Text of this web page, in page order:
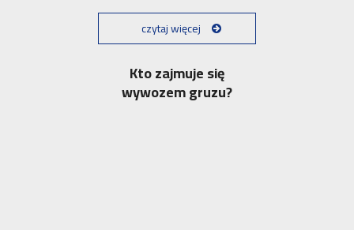
czytaj więcej
Kto zajmuje się
wywozem gruzu?